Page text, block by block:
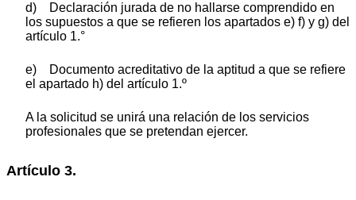
d) Declaración jurada de no hallarse comprendido en
los supuestos a que se refieren los apartados e) f) y g) del
artículo 1.°
e) Documento acreditativo de la aptitud a que se refiere
el apartado h) del artículo 1.º
A la solicitud se unirá una relación de los servicios
profesionales que se pretendan ejercer.
Artículo 3.